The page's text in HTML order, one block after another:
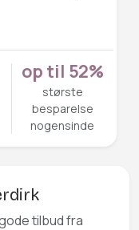
op til 52%
største
besparelse
nogensinde
tilbud fra